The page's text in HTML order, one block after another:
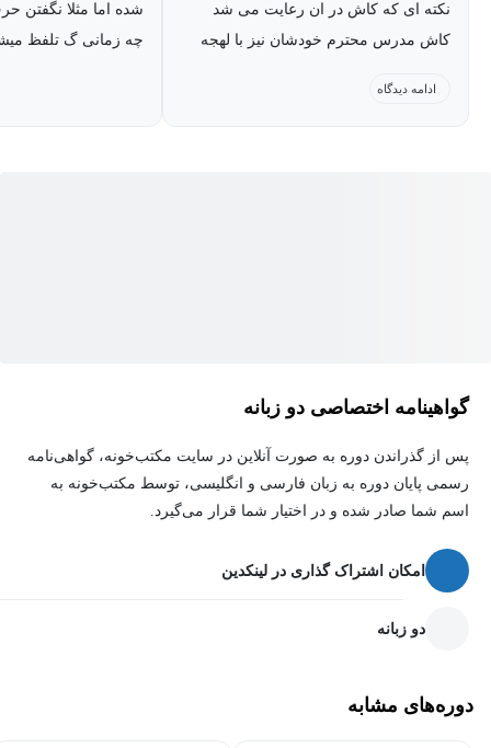
نکته ای که کاش در ان رعایت می شد
کاش مدرس محترم خودشان نیز با لهجه
ادامه دیدگاه
چه زمانی گ تلفظ
گواهینامه اختصاصی دو زبانه
پس از گذراندن دوره به صورت آنلاین در سایت مکتب‌خونه، گواهی‌نامه
رسمی پایان دوره به زبان فارسی و انگلیسی، توسط مکتب‌خونه به
اسم شما صادر شده و در اختیار شما قرار می‌گیرد.
امکان اشتراک گذاری در لینکدین
دو زبانه
دوره‌های مشابه